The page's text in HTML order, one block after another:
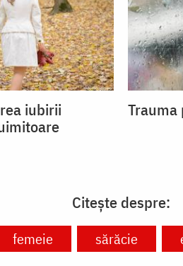
iubirii
Citește despre:
femeie sărăcie